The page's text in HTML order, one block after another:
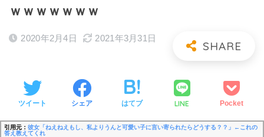
ｗｗｗｗｗｗｗ
2020年2月4日 2021年3月31日
ツイート シェア はてブ LINE Pocket
引用元： 彼女「ねえねえもし、私よりうんと可愛い子に言い寄られたらどうする？？」←これの
答え教えてくれ